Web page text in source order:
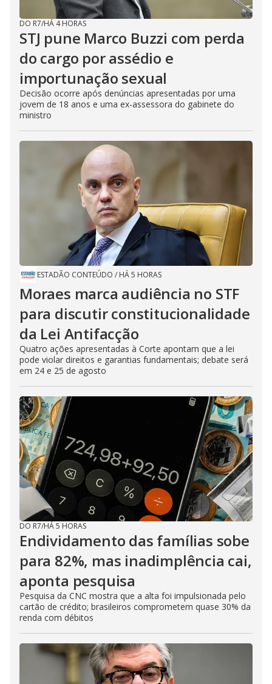
DO R7/HÁ 4 HORAS
STJ pune Marco Buzzi com perda
do cargo por assédio e
importunação sexual
Decisão ocorre após denúncias apresentadas por uma
jovem de 18 anos e uma ex-assessora do gabinete do
ministro
ESTADÃO CONTEÚDO / HÁ 5 HORAS
Moraes marca audiência no STF
para discutir constitucionalidade
da Lei Antifacção
Quatro ações apresentadas à Corte apontam que a lei
pode violar direitos e garantias fundamentais; debate será
em 24 e 25 de agosto
DO R7/HÁ 5 HORAS
Endividamento das famílias sobe
para 82%, mas inadimplência cai,
aponta pesquisa
Pesquisa da CNC mostra que a alta foi impulsionada pelo
cartão de crédito; brasileiros comprometem quase 30% da
renda com débitos